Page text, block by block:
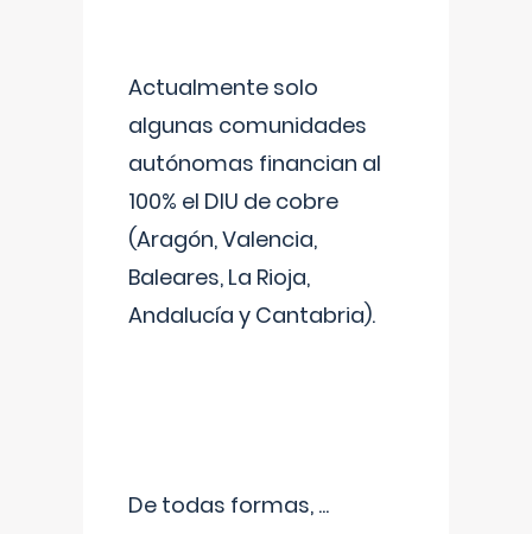
Actualmente solo
algunas comunidades
autónomas financian al
100% el DIU de cobre
(Aragón, Valencia,
Baleares, La Rioja,
Andalucía y Cantabria).
De todas formas, ...